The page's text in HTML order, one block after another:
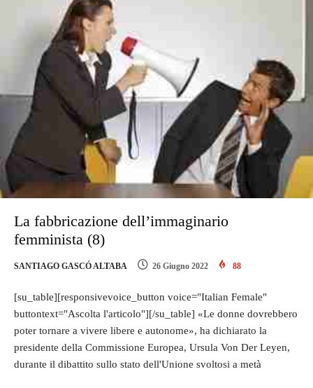
La fabbricazione dell’immaginario
femminista (8)
SANTIAGO GASCÓ ALTABA 26 Giugno 2022 88
[su_table][responsivevoice_button voice="Italian Female"
buttontext="Ascolta l'articolo"][/su_table] «Le donne dovrebbero
poter tornare a vivere libere e autonome», ha dichiarato la
presidente della Commissione Europea, Ursula Von Der Leyen,
durante il dibattito sullo stato dell'Unione svoltosi a metà